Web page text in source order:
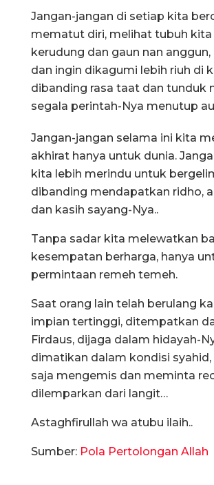
Jangan-jangan di setiap kita
mematut diri, melihat tubuh
kerudung dan gaun nan
dan ingin dikagumi lebih riuh di
dibanding rasa taat dan tunduk
segala perintah-Nya menutup
Jangan-jangan selama ini kita
akhirat hanya untuk dunia.
kita lebih merindu untuk
dibanding mendapatkan ridho,
dan kasih sayang-Nya..
Tanpa sadar kita melewatkan
kesempatan berharga, hanya
permintaan remeh temeh.
Saat orang lain telah berulang
impian tertinggi, ditempatkan
Firdaus, dijaga dalam hidayah-
dimatikan dalam kondisi
saja mengemis dan meminta
dilemparkan dari langit…
Astaghfirullah wa atubu ilaih..
Sumber: Pola Pertolongan Allah